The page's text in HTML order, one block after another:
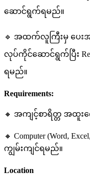
ဆောင်ရွက်ရမည်။
🔹 အထက်လူကြီးမှ ပေးအ
လုပ်ကိုင်ဆောင်ရွက်ပြီး
ရမည်။
Requirements:
🔸 အကျင့်စာရိတ္တ အထူး
🔸 Computer (Word,
ကျွမ်းကျင်ရမည်။
Location